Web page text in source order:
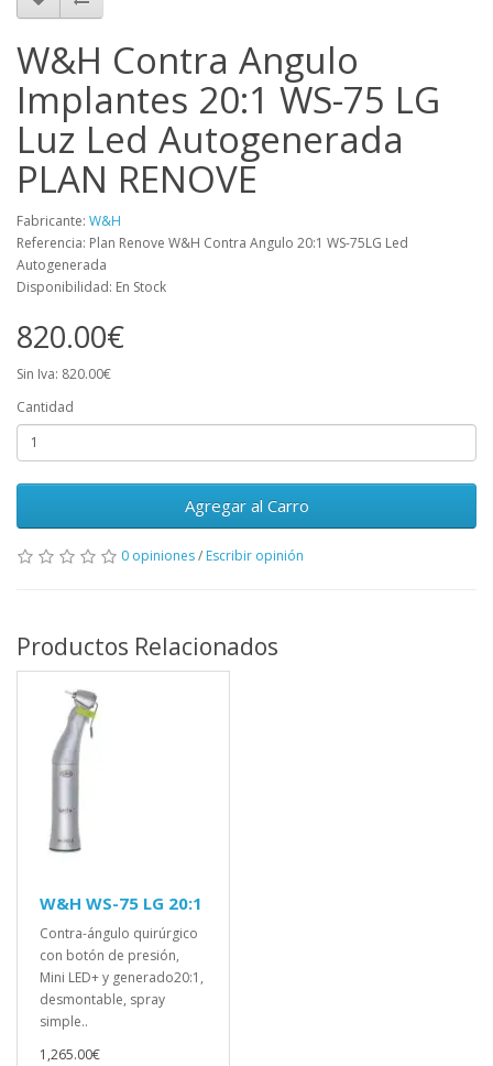
W&H Contra Angulo
Implantes 20:1 WS-75 LG
Luz Led Autogenerada
PLAN RENOVE
Fabricante: W&H
Referencia: Plan Renove W&H Contra Angulo 20:1 WS-75LG Led
Autogenerada
Disponibilidad: En Stock
820.00€
Sin Iva: 820.00€
Cantidad
Agregar al Carro
0 opiniones/ Escribir opinión
Productos Relacionados
W&H WS-75 LG 20:1
Contra-ángulo quirúrgico
con botón de presión,
Mini LED+ y generado20:1,
desmontable, spray
simple..
1,265.00€